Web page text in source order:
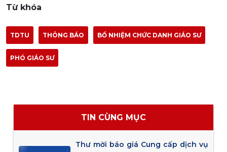
Từ khóa
TDTU THÔNG BÁO BỔ NHIỆM CHỨC DANH GIÁO SƯ
PHÓ GIÁO SƯ
TIN CÙNG MỤC
Thư mời báo giá Cung cấp dịch vụ